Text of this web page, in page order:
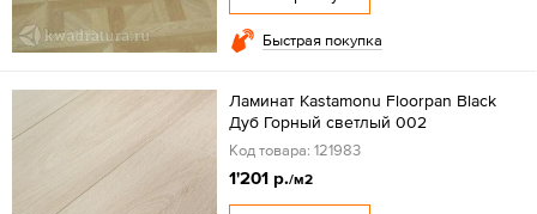
Быстрая покупка
Ламинат Kastamonu Floorpan Black
Дуб Горный светлый 002
Код товара: 121983
1'201 р./м2